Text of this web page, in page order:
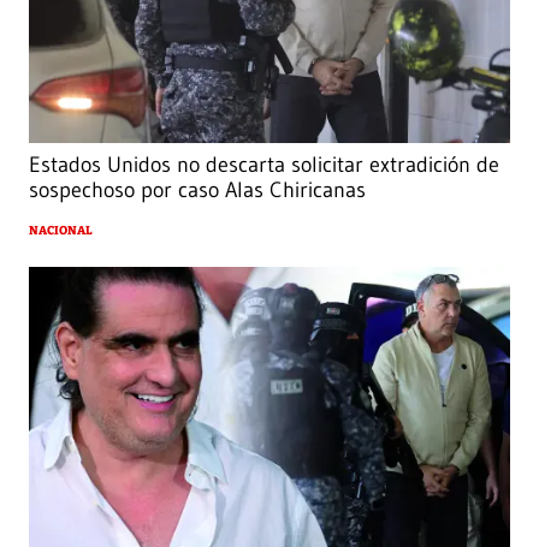
Estados Unidos no descarta solicitar extradición de
sospechoso por caso Alas Chiricanas
NACIONAL